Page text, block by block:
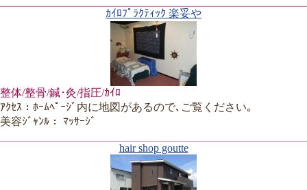
ｶｲﾛﾌﾟﾗｸﾃｨｯｸ 楽妥や
整体/整骨/鍼･灸/指圧/ｶｲﾛ
ｱｸｾｽ：ﾎｰﾑﾍﾟｰｼﾞ内に地図があるので､ご覧ください｡
美容ｼﾞｬﾝﾙ： ﾏｯｻｰｼﾞ
hair shop goutte